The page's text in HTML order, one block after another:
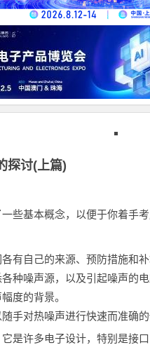
探讨(上篇)
些基本概念，以便于你着手考
自己的来源、预防措施和补
噪声源，以及引起噪声的电
度的背景。
对热噪声进行快速而准确的
许多电子设计，特别是接口